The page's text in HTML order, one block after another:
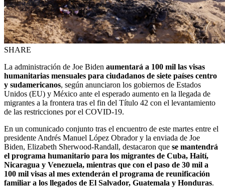
SHARE
La administración de Joe Biden aumentará a 100 mil las visas
humanitarias mensuales para ciudadanos de siete países centro
y sudamericanos, según anunciaron los gobiernos de Estados
Unidos (EU) y México ante el esperado aumento en la llegada de
migrantes a la frontera tras el fin del Título 42 con el levantamiento
de las restricciones por el COVID-19.
En un comunicado conjunto tras el encuentro de este martes entre el
presidente Andrés Manuel López Obrador y la enviada de Joe
Biden, Elizabeth Sherwood-Randall, destacaron que se mantendrá
el programa humanitario para los migrantes de Cuba, Haití,
Nicaragua y Venezuela, mientras que con el paso de 30 mil a
100 mil visas al mes extenderán el programa de reunificación
familiar a los llegados de El Salvador, Guatemala y Honduras.